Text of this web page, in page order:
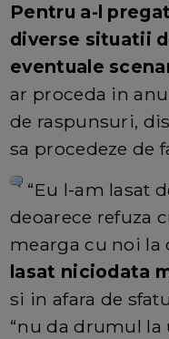
Pentru a-l
diverse situatii
eventuale
ar proceda in
de raspunsuri,
sa procedeze de
“Eu l-am lasat
deoarece refuza
mearga cu noi la
lasat niciodata
si in afara de
“nu da drumul la